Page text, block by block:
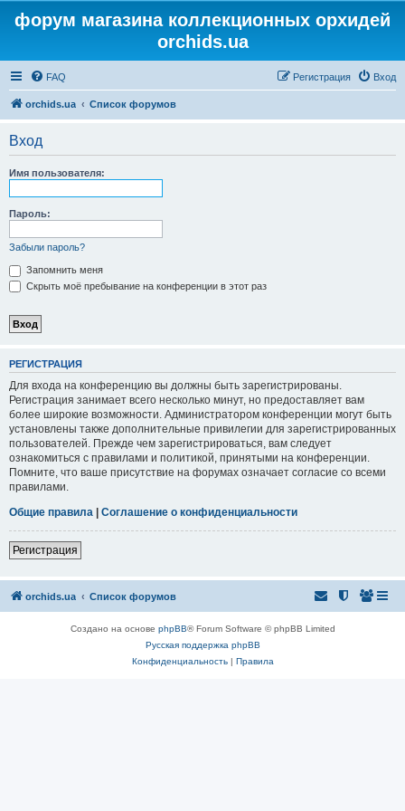
форум магазина коллекционных орхидей
orchids.ua
FAQ Вход
Регистрация
orchids.ua Список форумов
Вход
Имя пользователя:
Пароль:
Забыли пароль?
Запомнить меня
Скрыть моё пребывание на конференции в этот раз
РЕГИСТРАЦИЯ
Для входа на конференцию вы должны быть зарегистрированы.
Регистрация занимает всего несколько минут, но предоставляет вам
более широкие возможности. Администратором конференции могут быть
установлены также дополнительные привилегии для зарегистрированных
пользователей. Прежде чем зарегистрироваться, вам следует
ознакомиться с правилами и политикой, принятыми на конференции.
Помните, что ваше присутствие на форумах означает согласие со всеми
правилами.
Общие правила | Соглашение о конфиденциальности
Регистрация
orchids.ua Список форумов
Создано на основе phpBB® Forum Software © phpBB Limited
Русская поддержка phpBB
Конфиденциальность| Правила